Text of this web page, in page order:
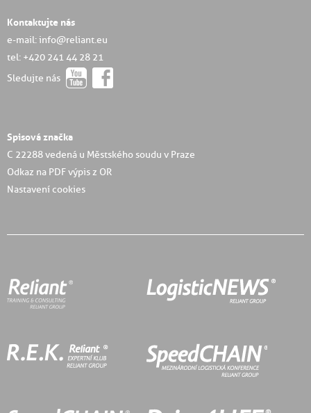
Kontaktujte nás
e-mail: info@reliant.eu
tel: +420 241 44 28 21
Sledujte nás
Spisová značka
C 22288 vedená u Městského soudu v Praze
Odkaz na PDF výpis z OR
Nastavení cookies